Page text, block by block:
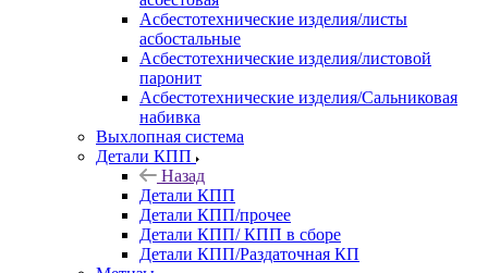
Асбестотехнические изделия/листы
асбостальные
Асбестотехнические изделия/листовой
паронит
Асбестотехнические изделия/Сальниковая
набивка
Выхлопная система
Детали КПП
Назад
Детали КПП
Детали КПП/прочее
Детали КПП/ КПП в сборе
Детали КПП/Раздаточная КП